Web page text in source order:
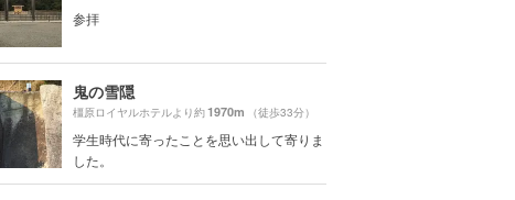
参拝
鬼の雪隠
橿原ロイヤルホテルより約1970m （徒歩33分）
学生時代に寄ったことを思い出して寄りま
した。